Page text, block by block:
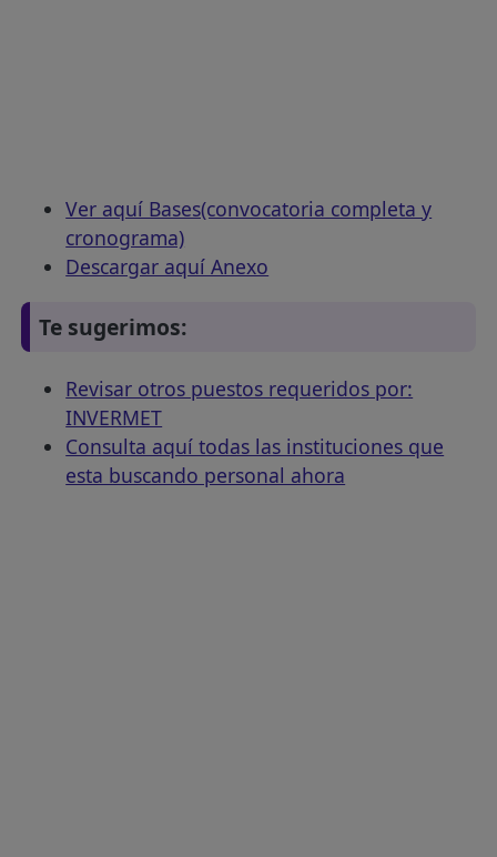
Ver aquí Bases(convocatoria completa y
cronograma)
Descargar aquí Anexo
Te sugerimos:
Revisar otros puestos requeridos por:
INVERMET
Consulta aquí todas las instituciones que
esta buscando personal ahora